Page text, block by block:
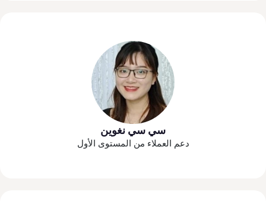
سي سي نغوين
دعم العملاء من المستوى الأول